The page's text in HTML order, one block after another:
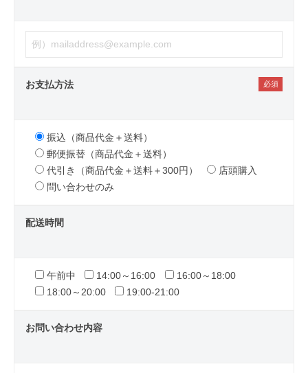
お支払方法
振込（商品代金＋送料）
郵便振替（商品代金＋送料）
代引き（商品代金＋送料＋300円）
店頭購入
問い合わせのみ
配送時間
午前中 14:00～16:00
16:00～18:00
18:00～20:00
19:00-21:00
お問い合わせ内容